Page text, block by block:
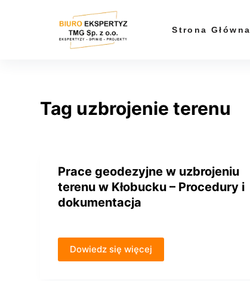
Strona Główna
Tag uzbrojenie terenu
Prace geodezyjne w uzbrojeniu
terenu w Kłobucku – Procedury i
dokumentacja
Dowiedz się więcej